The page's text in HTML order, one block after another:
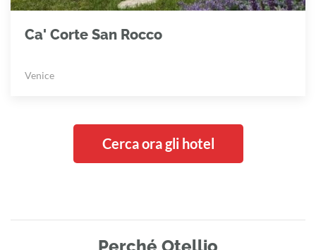
Ca' Corte San Rocco
Venice
Cerca ora gli hotel
Perché Otellio